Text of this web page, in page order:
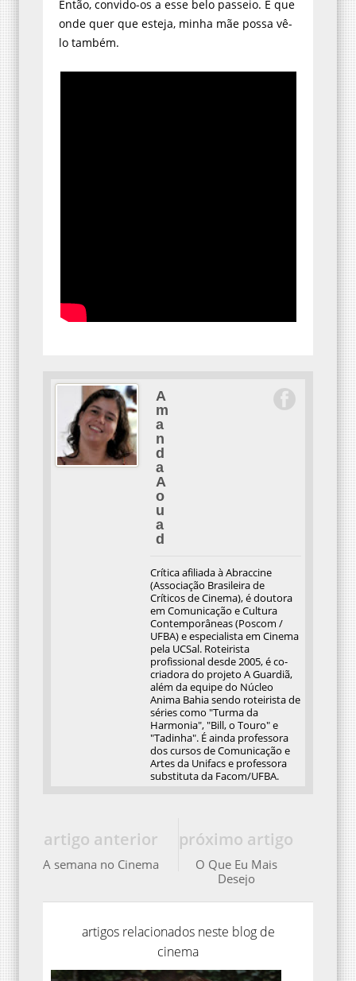
Então, convido-os a esse belo passeio. E que
onde quer que esteja, minha mãe possa vê-
lo também.
A
m
a
n
d
a
A
o
u
a
d
Crítica afiliada à Abraccine
(Associação Brasileira de
Críticos de Cinema), é doutora
em Comunicação e Cultura
Contemporâneas (Poscom /
UFBA) e especialista em Cinema
pela UCSal. Roteirista
profissional desde 2005, é co-
criadora do projeto A Guardiã,
além da equipe do Núcleo
Anima Bahia sendo roteirista de
séries como "Turma da
Harmonia", "Bill, o Touro" e
"Tadinha". É ainda professora
dos cursos de Comunicação e
Artes da Unifacs e professora
substituta da Facom/UFBA.
próximo artigo
O Que Eu Mais
Desejo
artigo anterior
A semana no Cinema
artigos relacionados neste blog de
cinema